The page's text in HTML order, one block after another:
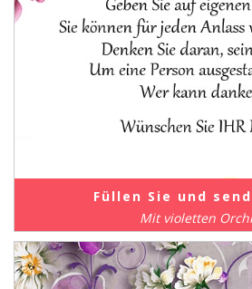
Füllen Sie und
Mit violetten